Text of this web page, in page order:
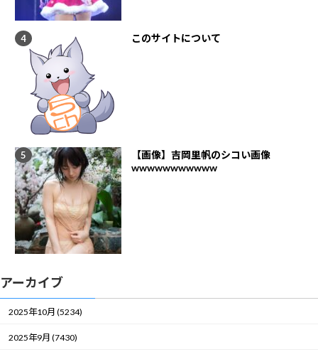
このサイトについて
【画像】吉岡里帆のシコい画像
wwwwwwwwwww
アーカイブ
2025年10月 (5234)
2025年9月 (7430)